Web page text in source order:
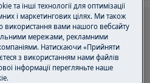
статей підтримки
та інші технології для оптимізації
і маркетингових цілях. Ми також
вами нашого вебсайту
мережами, рекламними
Натискаючи «Прийняти
з використанням нами файлів
інформації перегляньте наше